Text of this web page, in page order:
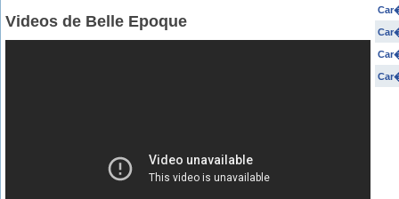
Videos de Belle Epoque